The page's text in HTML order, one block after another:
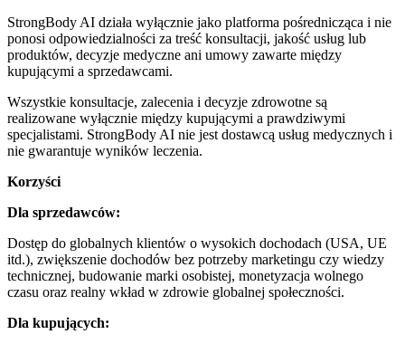
StrongBody AI działa wyłącznie jako platforma pośrednicząca i nie
ponosi odpowiedzialności za treść konsultacji, jakość usług lub
produktów, decyzje medyczne ani umowy zawarte między
kupującymi a sprzedawcami.
Wszystkie konsultacje, zalecenia i decyzje zdrowotne są
realizowane wyłącznie między kupującymi a prawdziwymi
specjalistami. StrongBody AI nie jest dostawcą usług medycznych i
nie gwarantuje wyników leczenia.
Korzyści
Dla sprzedawców:
Dostęp do globalnych klientów o wysokich dochodach (USA, UE
itd.), zwiększenie dochodów bez potrzeby marketingu czy wiedzy
technicznej, budowanie marki osobistej, monetyzacja wolnego
czasu oraz realny wkład w zdrowie globalnej społeczności.
Dla kupujących: